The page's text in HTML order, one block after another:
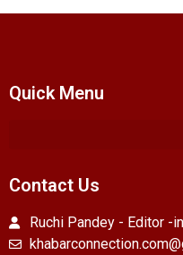
Quick Menu
Contact Us
Ruchi Pandey - Editor -